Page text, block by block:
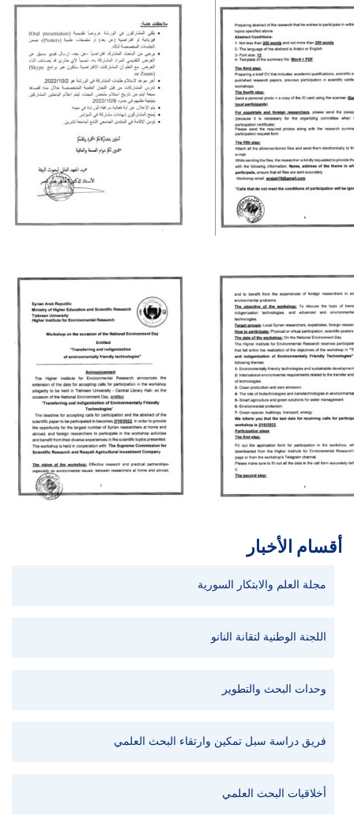
أقسام الأخبار
مجلة العلم والابتكار السورية
اللجنة الوطنية لتقانة النانو
وحدات البحث والتطوير
فريق دراسة سبل تمكين وارتقاء البحث العلمي
أخلاقيات البحث العلمي